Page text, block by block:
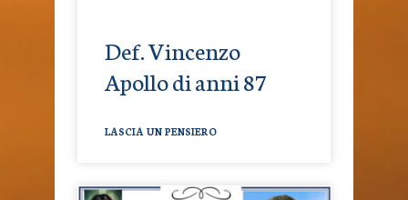
Def. Vincenzo
Apollo di anni 87
LASCIA UN PENSIERO